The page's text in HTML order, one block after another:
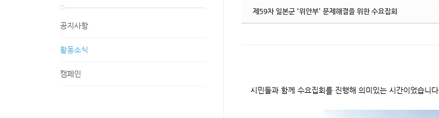
제59차 일본군 '위안부' 문제해결을 위한 수요집회
시민들과 함께 수요집회를 진행해 의미있는 시간이었습니다.
공지사항
활동소식
캠페인